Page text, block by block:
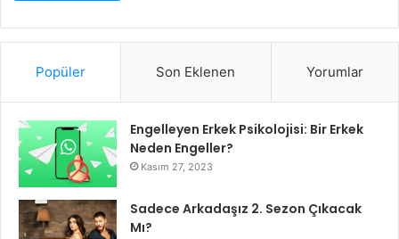
Popüler Son Eklenen Yorumlar
Engelleyen Erkek Psikolojisi: Bir Erkek
Neden Engeller?
Kasım 27, 2023
Sadece Arkadaşız 2. Sezon Çıkacak
Mı?